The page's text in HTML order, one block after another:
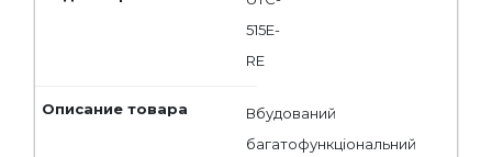
515E-
RE
Вбудований
багатофункціональний